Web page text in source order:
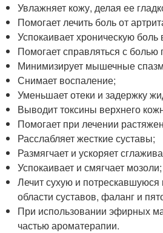
Увлажняет кожу, делая ее
Помогает лечить боль от
Успокаивает хроническую боль
Помогает справляться с
Минимизирует мышечные
Снимает воспаление;
Уменьшает отеки и задержку
Выводит токсины верхнего
Помогает при лечении
Расслабляет жесткие суставы;
Размягчает и ускоряет
Успокаивает и смягчает мозоли;
Лечит сухую и потрескавшуюся
области суставов, фаланг и
При использовании эфирных
частью ароматерапии.